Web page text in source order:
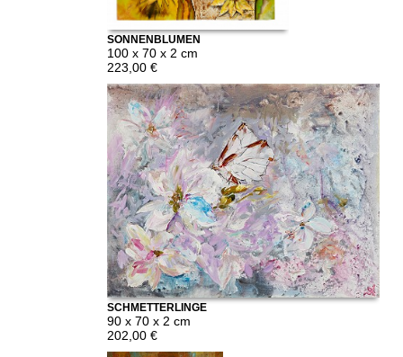
SONNENBLUMEN
100 x 70 x 2 cm
223,00 €
SCHMETTERLINGE
90 x 70 x 2 cm
202,00 €